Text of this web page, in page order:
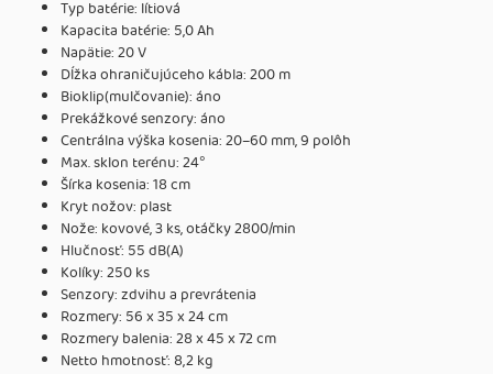
Typ batérie: lítiová
Kapacita batérie: 5,0 Ah
Napätie: 20 V
Dĺžka ohraničujúceho kábla: 200 m
Bioklip(mulčovanie): áno
Prekážkové senzory: áno
Centrálna výška kosenia: 20–60 mm, 9 polôh
Max. sklon terénu: 24°
Šírka kosenia: 18 cm
Kryt nožov: plast
Nože: kovové, 3 ks, otáčky 2800/min
Hlučnosť: 55 dB(A)
Kolíky: 250 ks
Senzory: zdvihu a prevrátenia
Rozmery: 56 x 35 x 24 cm
Rozmery balenia: 28 x 45 x 72 cm
Netto hmotnosť: 8,2 kg